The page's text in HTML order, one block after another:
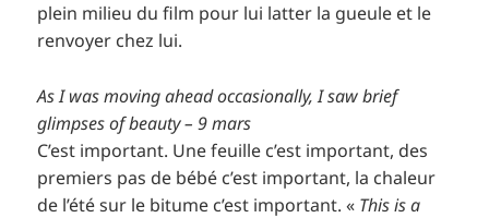
plein milieu du film pour lui latter la gueule et le
renvoyer chez lui.
As I was moving ahead occasionally, I saw brief
glimpses of beauty – 9 mars
C’est important. Une feuille c’est important, des
premiers pas de bébé c’est important, la chaleur
de l’été sur le bitume c’est important. « This is a